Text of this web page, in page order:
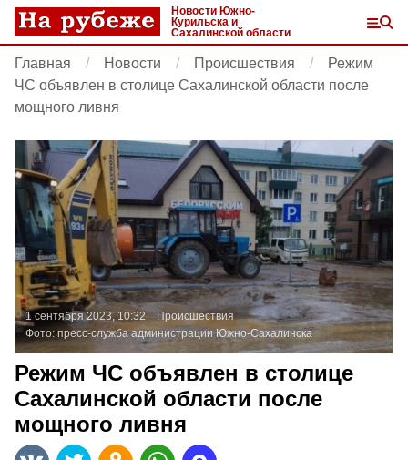
Новости Южно-
Курильска и
Сахалинской области
Главная Новости Происшествия
Режим
ЧС объявлен в столице Сахалинской области после
мощного ливня
1 сентября 2023, 10:32
Происшествия
Фото: пресс-служба администрации Южно-Сахалинска
Режим ЧС объявлен в столице
Сахалинской области после
мощного ливня